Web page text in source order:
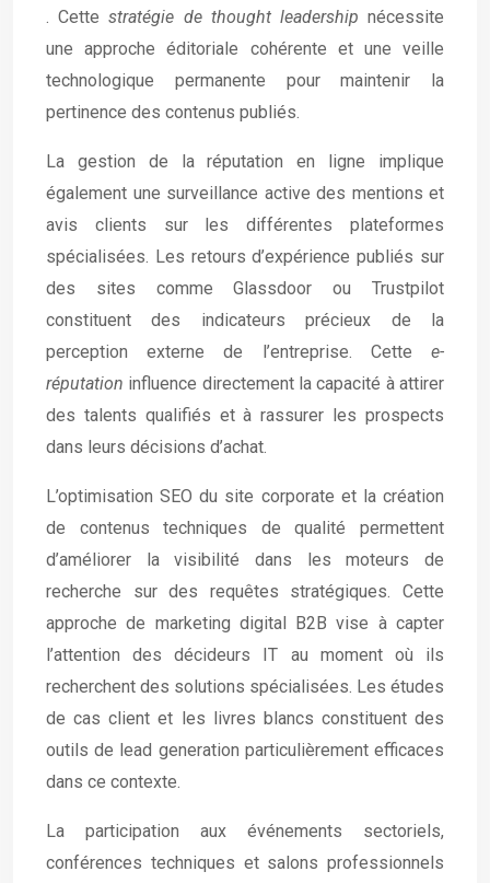
. Cettestratégie de thought leadership nécessite
une approche éditoriale cohérente et une veille
technologique permanente pour maintenir la
pertinence des contenus publiés.
La gestion de la réputation en ligne implique
également une surveillance active des mentions et
avis clients sur les différentes plateformes
spécialisées. Les retours d’expérience publiés sur
des sites comme Glassdoor ou Trustpilot
constituent des indicateurs précieux de la
perception externe de l’entreprise. Cette e-
réputation influence directement la capacité à attirer
des talents qualifiés et à rassurer les prospects
dans leurs décisions d’achat.
L’optimisation SEO du site corporate et la création
de contenus techniques de qualité permettent
d’améliorer la visibilité dans les moteurs de
recherche sur des requêtes stratégiques. Cette
approche de marketing digital B2B vise à capter
l’attention des décideurs IT au moment où ils
recherchent des solutions spécialisées. Les études
de cas client et les livres blancs constituent des
outils de lead generation particulièrement efficaces
dans ce contexte.
La participation aux événements sectoriels,
conférences techniques et salons professionnels